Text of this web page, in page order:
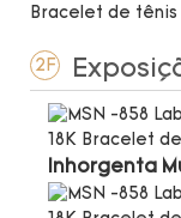
2F
Inhorgenta